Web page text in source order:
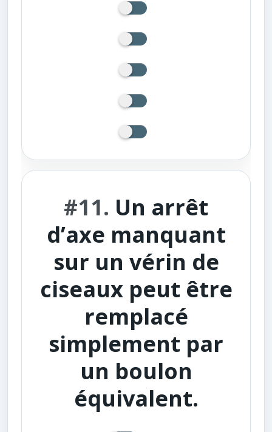
#11. Un arrêt
d’axe manquant
sur un vérin de
ciseaux peut être
remplacé
simplement par
un boulon
équivalent.